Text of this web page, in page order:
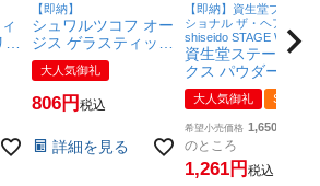
【即納】
シュワルツコフ オー
ジス ゲラスティック
146g セット力 メタ
ルジェル
【Schwarzkopf】
【SBT】 (6059655)
大人気御礼
806 税込
詳細を見る
【即納】資生堂プロフェ
ショナル ザ・ヘアケア
shiseido STAGE WORKS
資生堂ステージワ
クス パウダーシェ
ク 150ml【SBT】
(6017286)
大人気御礼 SALE
希望小売価格 1,650
のところ
1,261 税込